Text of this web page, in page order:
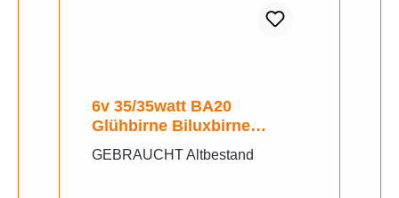
6v 35/35watt BA20
Glühbirne Biluxbirne
Scheinwerfer gebraucht-
GEBRAUCHT Altbestand